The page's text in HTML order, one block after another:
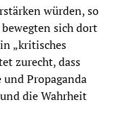
würden, so
sich dort
„kritisches
zurecht, dass
Propaganda
die Wahrheit